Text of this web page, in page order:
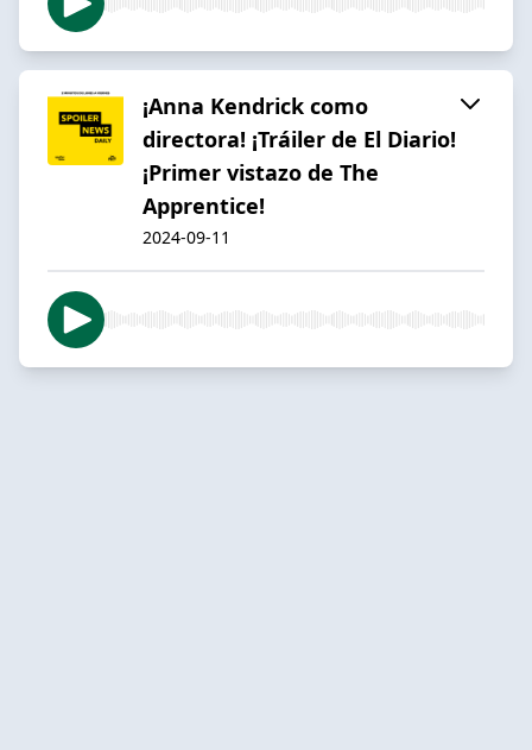
¡Anna Kendrick como
directora! ¡Tráiler de El Diario!
¡Primer vistazo de The
Apprentice!
2024-09-11